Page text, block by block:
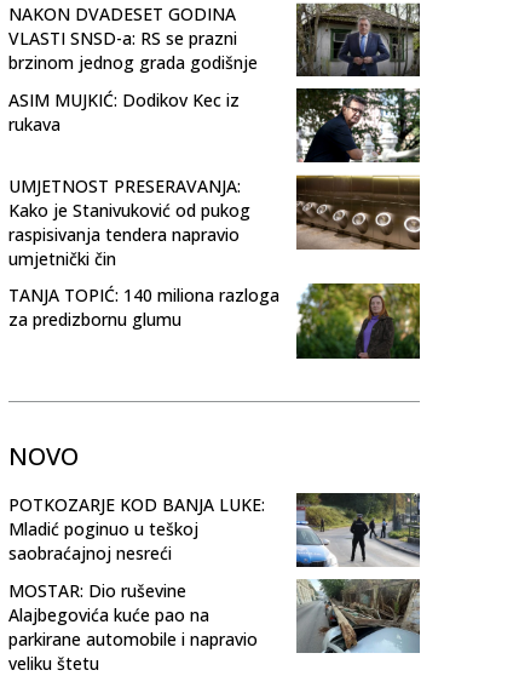
NAKON DVADESET GODINA
VLASTI SNSD-a: RS se prazni
brzinom jednog grada godišnje
ASIM MUJKIĆ: Dodikov Kec iz
rukava
UMJETNOST PRESERAVANJA:
Kako je Stanivuković od pukog
raspisivanja tendera napravio
umjetnički čin
TANJA TOPIĆ: 140 miliona razloga
za predizbornu glumu
NOVO
POTKOZARJE KOD BANJA LUKE:
Mladić poginuo u teškoj
saobraćajnoj nesreći
MOSTAR: Dio ruševine
Alajbegovića kuće pao na
parkirane automobile i napravio
veliku štetu